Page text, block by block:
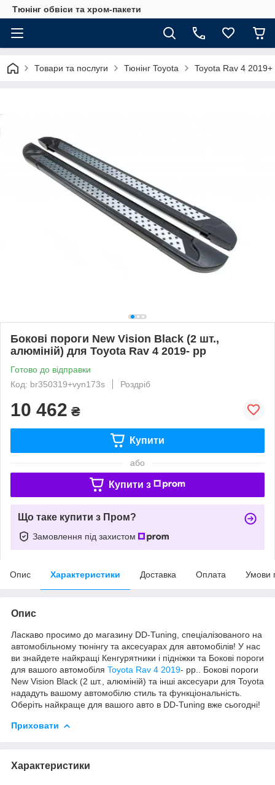
Тюнінг обвіси та хром-пакети
Товари та послуги Тюнінг Toyota Toyota Rav 4 2019+
Бокові пороги New Vision Black (2 шт.,
алюміній) для Toyota Rav 4 2019- рр
Готово до відправки
Код: br350319+vyn173s
Роздріб
10 462 ₴
Купити
або
Купити з
Що таке купити з Пром?
Замовлення під захистом
Опис Характеристики Доставка Оплата Умови
Опис
Ласкаво просимо до магазину DD-Tuning, спеціалізованого на
автомобільному тюнінгу та аксесуарах для автомобілів! У нас
ви знайдете найкращі Кенгурятники і підніжки та Бокові пороги
для вашого автомобіля Toyota Rav 4 2019- рр.. Бокові пороги
New Vision Black (2 шт., алюміній) та інші аксесуари для Toyota
нададуть вашому автомобілю стиль та функціональність.
Оберіть найкраще для вашого авто в DD-Tuning вже сьогодні!
Приховати
Характеристики